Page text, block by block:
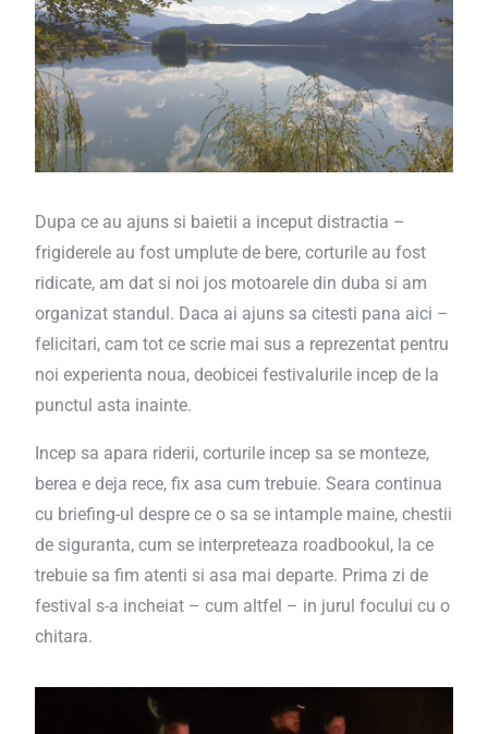
Dupa ce au ajuns si baietii a inceput distractia –
frigiderele au fost umplute de bere, corturile au fost
ridicate, am dat si noi jos motoarele din duba si am
organizat standul. Daca ai ajuns sa citesti pana aici –
felicitari, cam tot ce scrie mai sus a reprezentat pentru
noi experienta noua, deobicei festivalurile incep de la
punctul asta inainte.
Incep sa apara riderii, corturile incep sa se monteze,
berea e deja rece, fix asa cum trebuie. Seara continua
cu briefing-ul despre ce o sa se intample maine, chestii
de siguranta, cum se interpreteaza roadbookul, la ce
trebuie sa fim atenti si asa mai departe. Prima zi de
festival s-a incheiat – cum altfel – in jurul focului cu o
chitara.